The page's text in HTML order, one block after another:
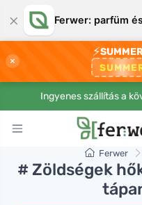
× Ferwer: parfüm
×
⚡
Ingyenes szállítás a
Ferwer
# Zöldségek